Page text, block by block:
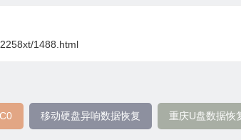
1488.html
移动硬盘异响数据恢复 重庆U盘数据恢